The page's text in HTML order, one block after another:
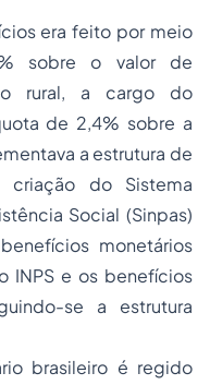
era feito por meio
sobre o valor de
rural, a cargo do
de 2,4% sobre a
a estrutura de
do Sistema
Social (Sinpas)
monetários
INPS e os benefícios
se a estrutura
brasileiro é regido